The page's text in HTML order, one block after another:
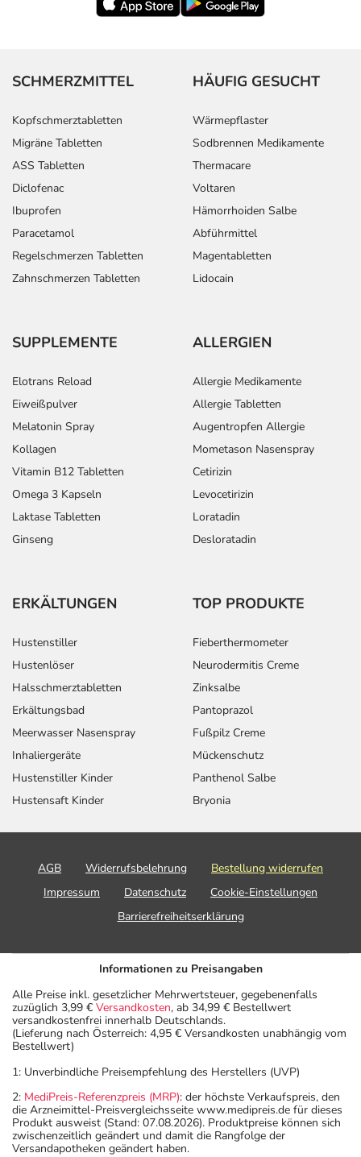
SCHMERZMITTEL
Kopfschmerztabletten
Migräne Tabletten
ASS Tabletten
Diclofenac
Ibuprofen
Paracetamol
Regelschmerzen Tabletten
Zahnschmerzen Tabletten
HÄUFIG GESUCHT
Wärmepflaster
Sodbrennen Medikamente
Thermacare
Voltaren
Hämorrhoiden Salbe
Abführmittel
Magentabletten
Lidocain
SUPPLEMENTE
Elotrans Reload
Eiweißpulver
Melatonin Spray
Kollagen
Vitamin B12 Tabletten
Omega 3 Kapseln
Laktase Tabletten
Ginseng
ALLERGIEN
Allergie Medikamente
Allergie Tabletten
Augentropfen Allergie
Mometason Nasenspray
Cetirizin
Levocetirizin
Loratadin
Desloratadin
ERKÄLTUNGEN
Hustenstiller
Hustenlöser
Halsschmerztabletten
Erkältungsbad
Meerwasser Nasenspray
Inhaliergeräte
Hustenstiller Kinder
Hustensaft Kinder
TOP PRODUKTE
Fieberthermometer
Neurodermitis Creme
Zinksalbe
Pantoprazol
Fußpilz Creme
Mückenschutz
Panthenol Salbe
Bryonia
AGB Widerrufsbelehrung
Bestellung widerrufen
Impressum
Datenschutz
Cookie-Einstellungen
Barrierefreiheitserklärung
Informationen zu Preisangaben
Alle Preise inkl. gesetzlicher Mehrwertsteuer, gegebenenfalls
zuzüglich 3,99 € Versandkosten, ab 34,99 € Bestellwert
versandkostenfrei innerhalb Deutschlands.
(Lieferung nach Österreich: 4,95 € Versandkosten unabhängig vom
Bestellwert)
1: Unverbindliche Preisempfehlung des Herstellers (UVP)
2: MediPreis-Referenzpreis (MRP): der höchste Verkaufspreis, den
die Arzneimittel-Preisvergleichsseite www.medipreis.de für dieses
Produkt ausweist (Stand: 07.08.2026). Produktpreise können sich
zwischenzeitlich geändert und damit die Rangfolge der
Versandapotheken geändert haben.